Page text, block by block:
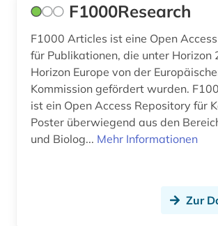
F1000Research
F1000 Articles ist eine Open
für Publikationen, die unter Horizon
Horizon Europe von der
Kommission gefördert wurden. F1000 Posters
ist ein Open Access Repository für
Poster überwiegend aus den
und Biolog... Mehr Informationen
Zur